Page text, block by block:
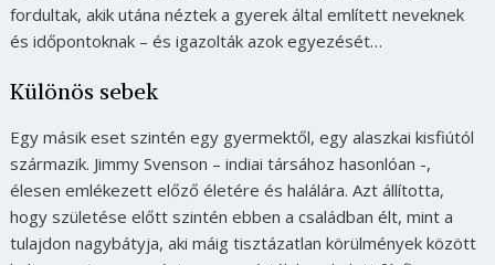
fordultak, akik utána néztek a gyerek által említett neveknek
és időpontoknak – és igazolták azok egyezését…
Különös sebek
Egy másik eset szintén egy gyermektől, egy alaszkai kisfiútól
származik. Jimmy Svenson – indiai társához hasonlóan -,
élesen emlékezett előző életére és halálára. Azt állította,
hogy születése előtt szintén ebben a családban élt, mint a
tulajdon nagybátyja, aki máig tisztázatlan körülmények között